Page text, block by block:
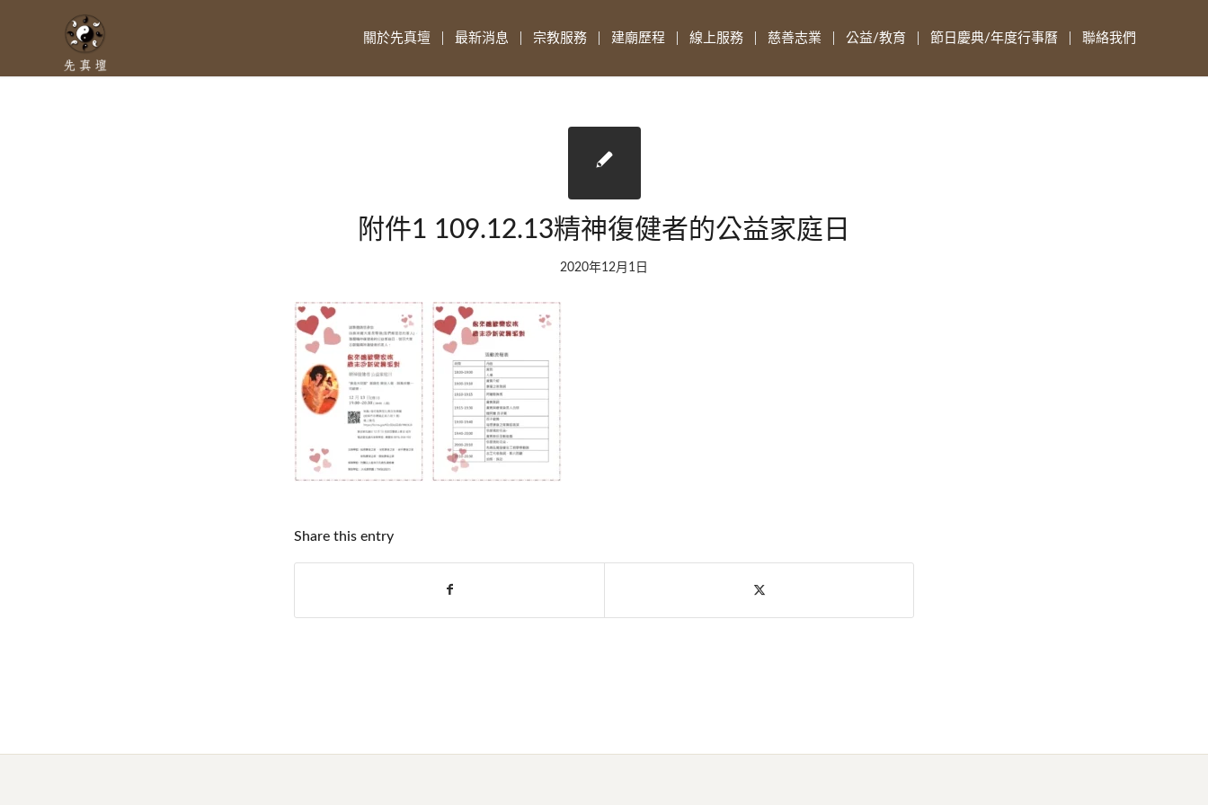
關於先真壇 最新消息 宗教服務 建廟歷程 線上服務 慈善志業 公益/教育 節日慶典/年度行事曆 聯絡我們
附件1 109.12.13精神復健者的公益家庭日
2020年12月1日
Share this entry